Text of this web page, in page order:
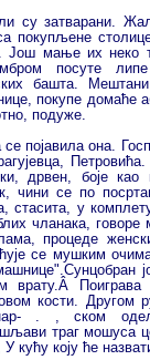
су затварани.
покупљене
Још мање их неко
посуте
башта.
покупе домаће
подуже.
појавила она.
дрвен, боје
чини се по
стасита, у
чланака,
процеде
се мушким
врату.Â
кости. Другом
. , ском
траг мошуса
У кућу коју ће